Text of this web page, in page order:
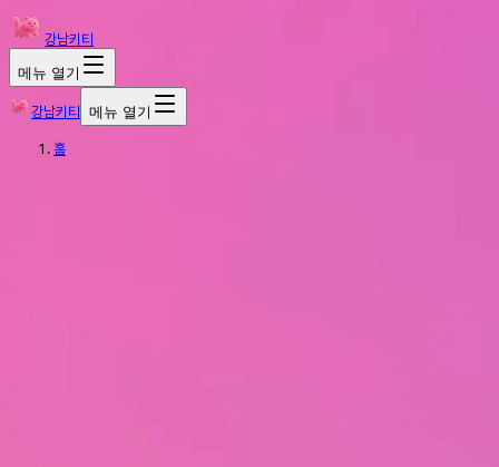
강남키티
메뉴 열기
강남키티 메뉴 열기
홈